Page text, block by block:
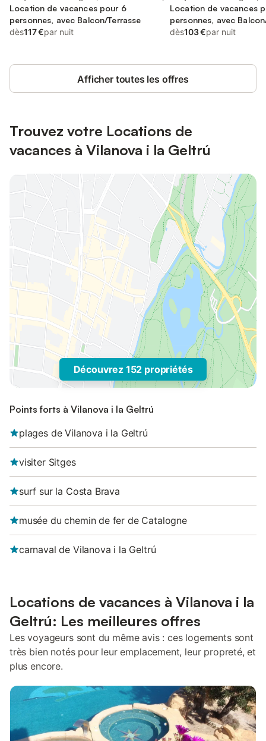
Geltrú), Vilanova i la Geltrú
Location de vacances pour 6
personnes, avec Balcon/Terrasse
dès117 €par nuit
Geltrú), Vilanova i la
Location de vacances
personnes, avec
dès103 €par nuit
Afficher toutes les offres
Trouvez votre Locations de
vacances à Vilanova i la Geltrú
Découvrez 152 propriétés
Points forts à Vilanova i la Geltrú
plages de Vilanova i la Geltrú
visiter Sitges
surf sur la Costa Brava
musée du chemin de fer de Catalogne
carnaval de Vilanova i la Geltrú
Locations de vacances à Vilanova i la
Geltrú: Les meilleures offres
Les voyageurs sont du même avis : ces logements sont
très bien notés pour leur emplacement, leur propreté, et
plus encore.